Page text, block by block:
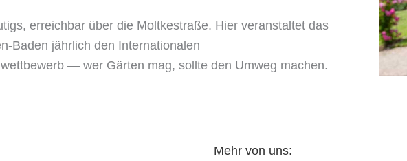
erreichbar über die Moltkestraße. Hier veranstaltet das
Baden jährlich den Internationalen
— wer Gärten mag, sollte den Umweg machen.
Mehr von uns: